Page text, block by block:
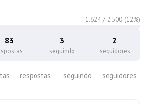
1.624/ 2.500 (12%)
83 3
seguindo
2
seguidores
respostas seguindo seguidores